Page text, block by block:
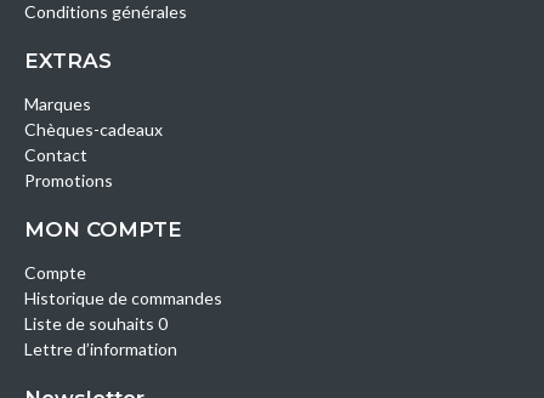
Conditions générales
EXTRAS
Marques
Chèques-cadeaux
Contact
Promotions
MON COMPTE
Compte
Historique de commandes
Liste de souhaits 0
Lettre d’information